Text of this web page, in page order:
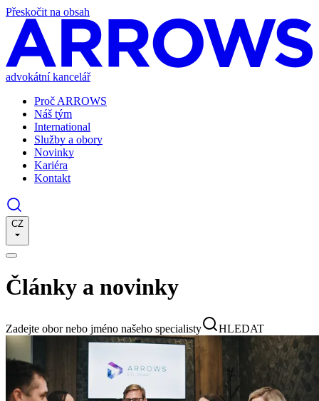
Přeskočit na obsah
advokátní kancelář
Proč ARROWS
Náš tým
International
Služby a obory
Novinky
Kariéra
Kontakt
CZ
Články a novinky
Zadejte obor nebo jméno našeho specialisty HLEDAT